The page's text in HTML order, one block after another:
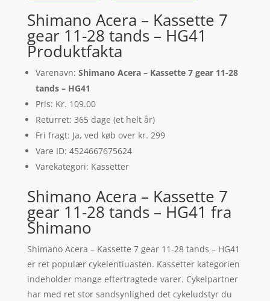
Shimano Acera – Kassette 7
gear 11-28 tands – HG41
Produktfakta
Varenavn: Shimano Acera – Kassette 7 gear 11-28
tands – HG41
Pris: Kr. 109.00
Returret: 365 dage (et helt år)
Fri fragt: Ja, ved køb over kr. 299
Vare ID: 4524667675624
Varekategori: Kassetter
Shimano Acera – Kassette 7
gear 11-28 tands – HG41 fra
Shimano
Shimano Acera – Kassette 7 gear 11-28 tands – HG41
er ret populær cykelentiuasten. Kassetter kategorien
indeholder mange eftertragtede varer. Cykelpartner
har med ret stor sandsynlighed det cykeludstyr du